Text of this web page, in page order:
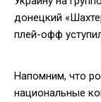
донецкий
плей-офф
Напомним, что
национальные